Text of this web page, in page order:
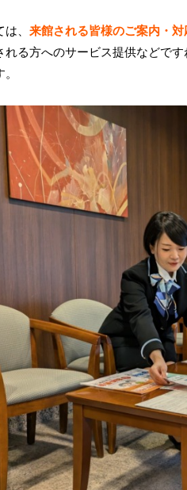
、 来館される皆様のご案内・対
れる方へのサービス提供などで